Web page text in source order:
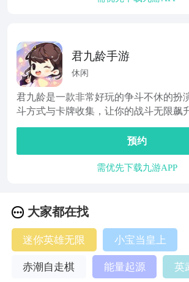
君九龄手游
休闲
君九龄是一款非常好玩的争斗不休的扮
斗方式与卡牌收集，让你的战斗无限飙
预约
需优先下载九游APP
大家都在找
迷你英雄无限
小宝当皇上
赤潮自走棋
能量起源
英